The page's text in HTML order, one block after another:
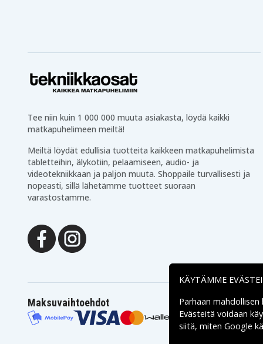
Tee niin kuin 1 000 000 muuta asiakasta, löydä kaikki
matkapuhelimeen meiltä!
Meiltä löydät edullisia tuotteita kaikkeen matkapuhelimista
tabletteihin, älykotiin, pelaamiseen, audio- ja
videotekniikkaan ja paljon muuta. Shoppaile turvallisesti ja
nopeasti, sillä lähetämme tuotteet suoraan
varastostamme.
Maksuvaihtoehdot
KÄYTÄMME
Parhaan
Evästeitä voidaan
siitä, miten Google